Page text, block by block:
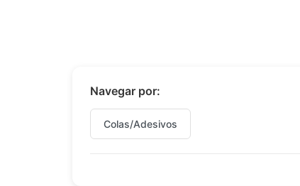
Navegar por:
Colas/Adesivos